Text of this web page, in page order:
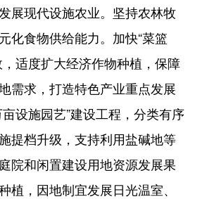
展现代设施农业。坚持农林牧
化食物供给能力。加快“菜篮
适度扩大经济作物种植，保障
需求，打造特色产业重点发展
设施园艺”建设工程，分类有序
提档升级，支持利用盐碱地等
院和闲置建设用地资源发展果
植，因地制宜发展日光温室、